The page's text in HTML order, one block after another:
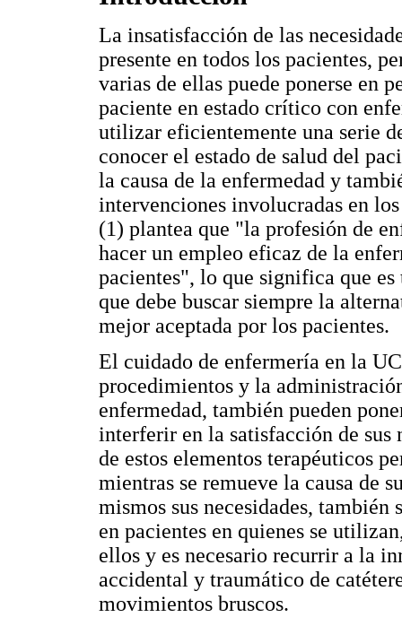
La insatisfacción de las
presente en todos los pacientes,
varias de ellas puede ponerse en
paciente en estado crítico con
utilizar eficientemente una serie
conocer el estado de salud del
la causa de la enfermedad y
intervenciones involucradas en
(1) plantea que "la profesión de
hacer un empleo eficaz de la
pacientes", lo que significa que
que debe buscar siempre la
mejor aceptada por los pacientes.
El cuidado de enfermería en la
procedimientos y la
enfermedad, también pueden
interferir en la satisfacción de sus
de estos elementos terapéuticos
mientras se remueve la causa de
mismos sus necesidades, también
en pacientes en quienes se
ellos y es necesario recurrir a la
accidental y traumático de
movimientos bruscos.